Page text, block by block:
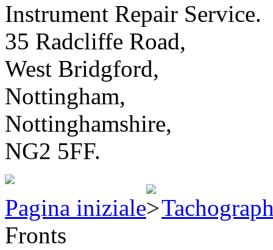
Instrument Repair Service.
35 Radcliffe Road,
West Bridgford,
Nottingham,
Nottinghamshire,
NG2 5FF.
Pagina iniziale
Fronts